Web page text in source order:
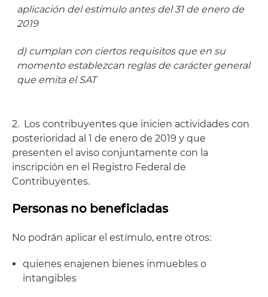
aplicación del estímulo antes del 31 de enero de
2019
d) cumplan con ciertos requisitos que en su
momento establezcan reglas de carácter general
que emita el SAT
2. Los contribuyentes que inicien actividades con
posterioridad al 1 de enero de 2019 y que
presenten el aviso conjuntamente con la
inscripción en el Registro Federal de
Contribuyentes.
Personas no beneficiadas
No podrán aplicar el estímulo, entre otros:
quienes enajenen bienes inmuebles o
intangibles